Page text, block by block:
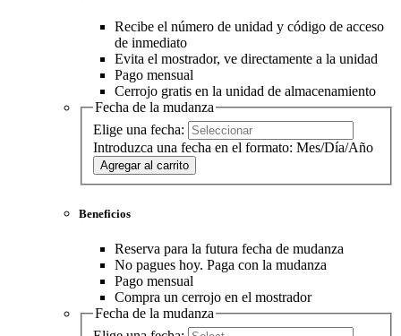
Recibe el número de unidad y código de acceso
de inmediato
Evita el mostrador, ve directamente a la unidad
Pago mensual
Cerrojo gratis en la unidad de almacenamiento
Fecha de la mudanza
Elige una fecha:
Introduzca una fecha en el formato: Mes/Día/Año
Agregar al carrito
Beneficios
Reserva para la futura fecha de mudanza
No pagues hoy. Paga con la mudanza
Pago mensual
Compra un cerrojo en el mostrador
Fecha de la mudanza